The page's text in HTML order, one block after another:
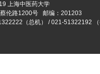
上海中医药大学
伦路1200号
邮编：201203
（总机） / 021-51322192